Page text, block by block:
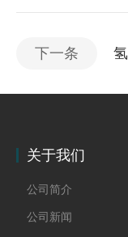
下一条
关于我们
公司简介
公司新闻